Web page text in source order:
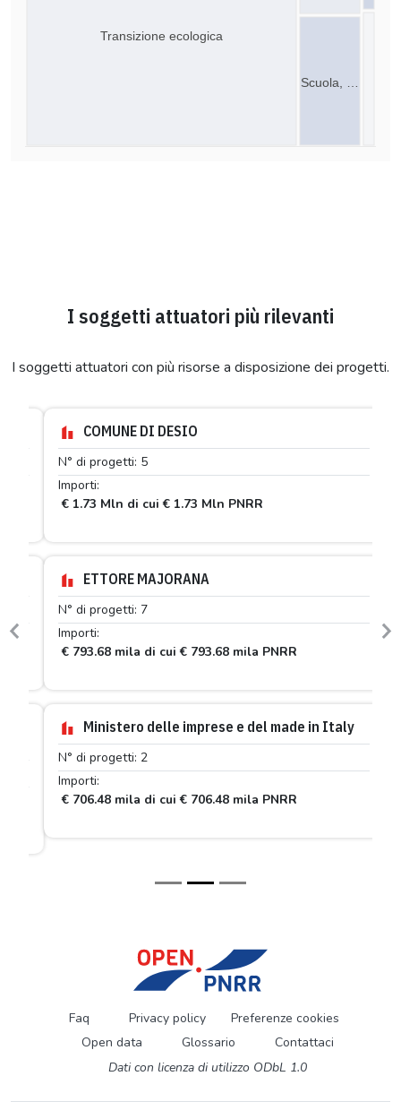
Scuola, …
Transizione ecologica
I soggetti attuatori più rilevanti
I soggetti attuatori con più risorse a disposizione dei progetti.
COMUNE DI DESIO
N° di progetti: 5
Importi:
€ 1.73 Mln di cui € 1.73 Mln PNRR
ETTORE MAJORANA
N° di progetti: 7
Importi:
€ 793.68 mila di cui € 793.68 mila PNRR
Ministero delle imprese e del made in Italy
N° di progetti: 2
Importi:
€ 706.48 mila di cui € 706.48 mila PNRR
Previous
Open data
Glossario
Contattaci
Dati con licenza di utilizzo ODbL 1.0